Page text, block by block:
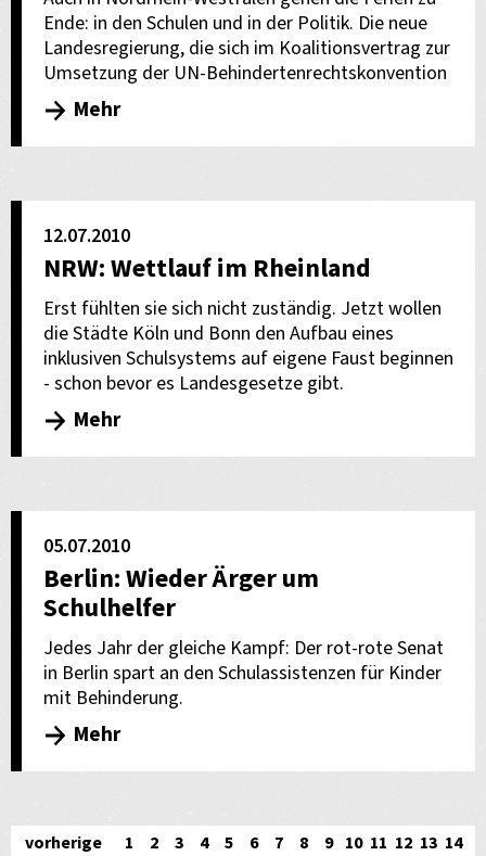
Ende: in den Schulen und in der Politik. Die neue
Landesregierung, die sich im Koalitionsvertrag zur
Umsetzung der UN-Behindertenrechtskonvention
Mehr
12.07.2010
NRW: Wettlauf im Rheinland
Erst fühlten sie sich nicht zuständig. Jetzt wollen
die Städte Köln und Bonn den Aufbau eines
inklusiven Schulsystems auf eigene Faust beginnen
- schon bevor es Landesgesetze gibt.
Mehr
05.07.2010
Berlin: Wieder Ärger um
Schulhelfer
Jedes Jahr der gleiche Kampf: Der rot-rote Senat
in Berlin spart an den Schulassistenzen für Kinder
mit Behinderung.
Mehr
vorherige 1 2 3 4 5 6 7 8 9 10 11 12 13 14